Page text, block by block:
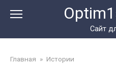
Сайт
Главная » Истории